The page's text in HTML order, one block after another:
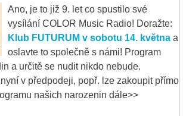
Ano, je to již 9. let co spustilo své
vysílání COLOR Music Radio! Doražte:
Klub FUTURUM v sobotu 14. května a
oslavte to společně s námi! Program
a určitě se nudit nikdo nebude.
v předpodeji, popř. lze zakoupit přímo
našich narozenin dále>>